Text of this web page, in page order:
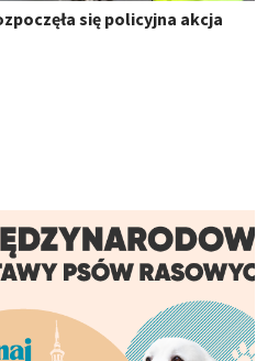
się policyjna akcja